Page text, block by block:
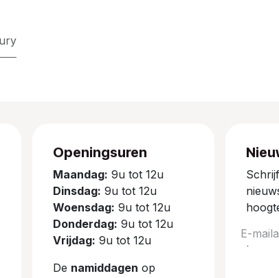
Openingsuren
Maandag: 9u tot 12u
Dinsdag: 9u tot 12u
Woensdag: 9u tot 12u
Donderdag: 9u tot 12u
Vrijdag: 9u tot 12u
De namiddagen op